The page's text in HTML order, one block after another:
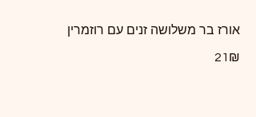
אורז בר משלושה זנים עם רוזמרין
‏21 ‏₪